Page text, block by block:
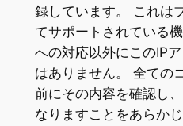
録しています。 これは
てサポートされている
への対応以外にこのIP
はありません。 全ての
前にその内容を確認し
なりますことをあらか